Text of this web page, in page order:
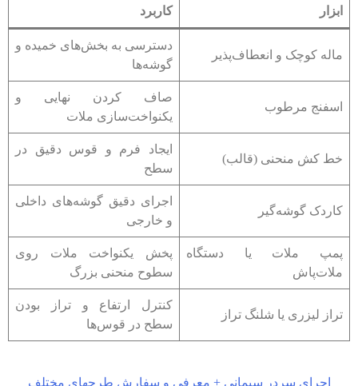
ابزار کاربرد
ماله کوچک و انعطاف‌پذیر
دسترسی به بخش‌های خمیده و
گوشه‌ها
اسفنج مرطوب
صاف کردن نهایی و
یکنواخت‌سازی ملات
خط کش منحنی (قالب)
ایجاد فرم و قوس دقیق در
سطح
کاردک گوشه‌گیر
اجرای دقیق گوشه‌های داخلی
و خارجی
پمپ ملات یا دستگاه
ملات‌پاش
پخش یکنواخت ملات روی
سطوح منحنی بزرگ
تراز لیزری یا شلنگ تراز
کنترل ارتفاع و تراز بودن
سطح در قوس‌ها
اجرای سردر سیمانی + معرفی و سفارش طرحهای مختلف